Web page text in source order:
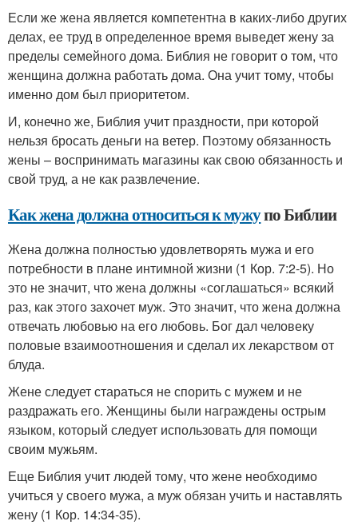
Если же жена является компетентна в каких-либо других
делах, ее труд в определенное время выведет жену за
пределы семейного дома. Библия не говорит о том, что
женщина должна работать дома. Она учит тому, чтобы
именно дом был приоритетом.
И, конечно же, Библия учит праздности, при которой
нельзя бросать деньги на ветер. Поэтому обязанность
жены – воспринимать магазины как свою обязанность и
свой труд, а не как развлечение.
Как жена должна относиться к мужупо Библии
Жена должна полностью удовлетворять мужа и его
потребности в плане интимной жизни (1 Кор. 7:2-5). Но
это не значит, что жена должны «соглашаться» всякий
раз, как этого захочет муж. Это значит, что жена должна
отвечать любовью на его любовь. Бог дал человеку
половые взаимоотношения и сделал их лекарством от
блуда.
Жене следует стараться не спорить с мужем и не
раздражать его. Женщины были награждены острым
языком, который следует использовать для помощи
своим мужьям.
Еще Библия учит людей тому, что жене необходимо
учиться у своего мужа, а муж обязан учить и наставлять
жену (1 Кор. 14:34-35).